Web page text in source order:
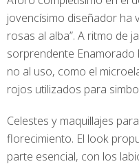
jovencísimo diseñador ha
rosas al alba”. A ritmo de
sorprendente
no al uso, como el
rojos utilizados para
Celestes y maquillajes
florecimiento. El look
parte esencial, con los